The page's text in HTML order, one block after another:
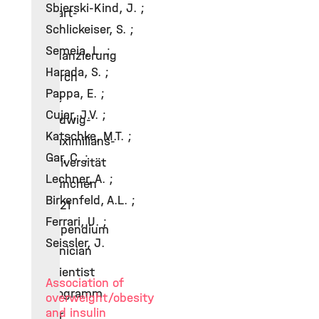
start-
up
Finanzierung
durch
die
Ludwig-
Maximilians-
Universität
München
2021
Stipendium
Clinician
Scientist
Programm
der
Sbierski-Kind, J. ;
Schlickeiser, S. ;
Semeia, L. ;
Harada, S. ;
Pappa, E. ;
Cujar, J.V. ;
Katschke, M.T. ;
Gar, C. ;
Lechner, A. ;
Birkenfeld, A.L. ;
Ferrari, U. ;
Seissler, J.
Association of
overweight/obesity
and insulin